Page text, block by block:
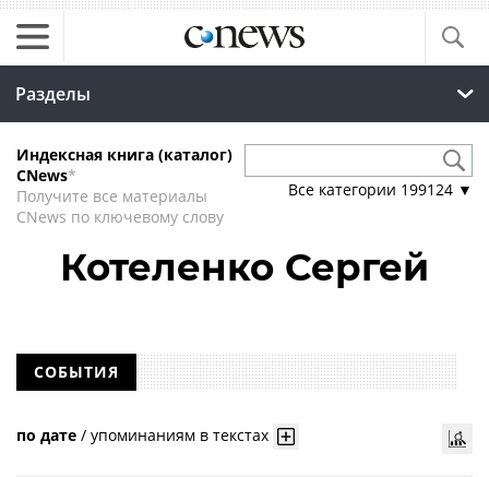
Разделы
Индексная книга (каталог)
CNews*
Получите все материалы
CNews по ключевому слову
Все категории 199124 ▼
Котеленко Сергей
СОБЫТИЯ
по дате / упоминаниям в текстах